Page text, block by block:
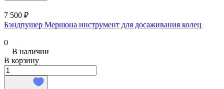
7 500 ₽
Бэндпушер Мершона инструмент для досаживания колец
0
В наличии
В корзину